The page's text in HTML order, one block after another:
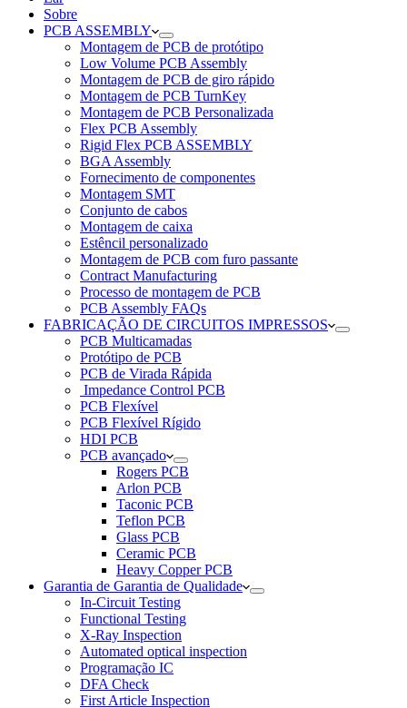
Sobre
PCB ASSEMBLY
Montagem de PCB de protótipo
Low Volume PCB Assembly
Montagem de PCB de giro rápido
Montagem de PCB TurnKey
Montagem de PCB Personalizada
Flex PCB Assembly
Rigid Flex PCB ASSEMBLY
BGA Assembly
Fornecimento de componentes
Montagem SMT
Conjunto de cabos
Montagem de caixa
Estêncil personalizado
Montagem de PCB com furo passante
Contract Manufacturing
Processo de montagem de PCB
PCB Assembly FAQs
FABRICAÇÃO DE CIRCUITOS IMPRESSOS
PCB Multicamadas
Protótipo de PCB
PCB de Virada Rápida
Impedance Control PCB
PCB Flexível
PCB Flexível Rígido
HDI PCB
PCB avançado
Rogers PCB
Arlon PCB
Taconic PCB
Teflon PCB
Glass PCB
Ceramic PCB
Heavy Copper PCB
Garantia de Garantia de Qualidade
In-Circuit Testing
Functional Testing
X-Ray Inspection
Automated optical inspection
Programação IC
DFA Check
First Article Inspection